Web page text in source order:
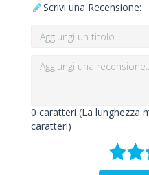
Scrivi una Recensione:
0 caratteri (La lunghezza
caratteri)